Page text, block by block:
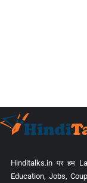
Hinditalks.in पर हम
Education, Jobs,